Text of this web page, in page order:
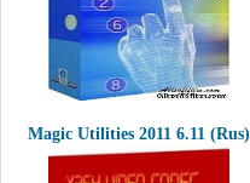
Magic Utilities 2011 6.11 (Rus)